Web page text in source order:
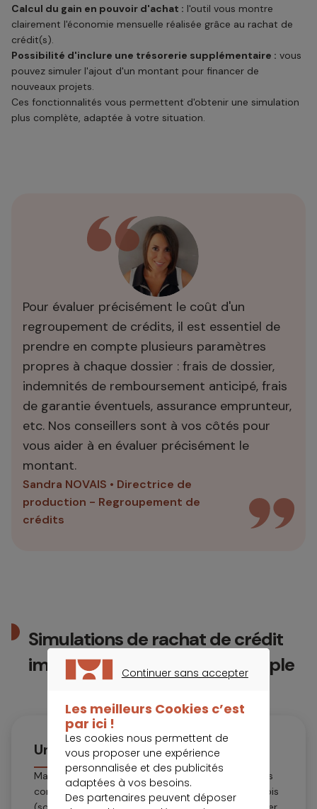
Calcul du gain en pouvoir d'achat : l'outil vous montre
clairement l'économie mensuelle réalisée grâce au rachat de
crédit(s).
Possibilité d'inclure une trésorerie supplémentaire : vous
pouvez simuler l'ajout d'un montant pour financer de
nouveaux projets.
Ces fonctionnalités vous permettent d'obtenir une simulation
plus complète, adaptée à votre situation.
Pour évaluer précisément le coût d'un
regroupement de crédits, il est essentiel de
prendre en compte plusieurs paramètres
propres à chaque dossier : frais de dossier,
indemnités de remboursement anticipé, frais
de garantie éventuels, assurance emprunteur,
etc. Nos conseillers sont à vos côtés pour
vous aider à en évaluer précisément le
montant.
Sandra NOVAIS • Directrice de
production - Regroupement de
crédits
Simulations de rachat de crédit
immobilier et conso : un exemple
Un rachat de crédits conso
Martin est locataire et gagne 2 100 € et a 2 crédits
conso en cours avec 35 058 € restants sur 65 mois
Continuer sans accepter
Les meilleurs Cookies c’est
par ici !
Les cookies nous permettent de
vous proposer une expérience
personnalisée et des publicités
adaptées à vos besoins.
Des partenaires peuvent déposer